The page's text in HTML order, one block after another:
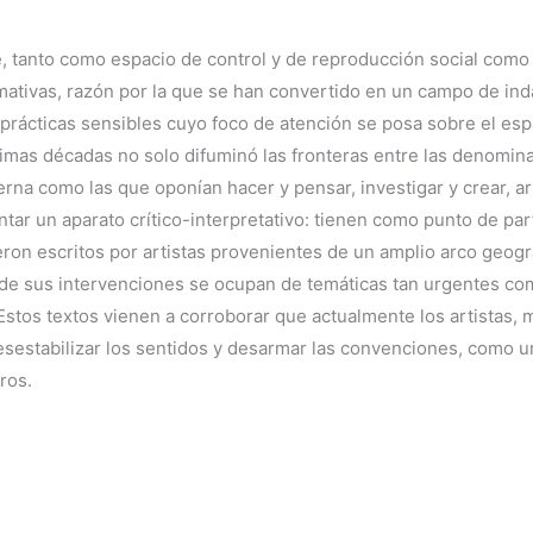
como espacio de control y de reproducción social
razón por la que se han convertido en un campo de
sensibles cuyo foco de atención se posa sobre el
décadas no solo difuminó las fronteras entre las
como las que oponían hacer y pensar, investigar y crear,
un aparato crítico-interpretativo: tienen como punto de
escritos por artistas provenientes de un amplio arco
sus intervenciones se ocupan de temáticas tan urgentes
textos vienen a corroborar que actualmente los artistas,
los sentidos y desarmar las convenciones, como